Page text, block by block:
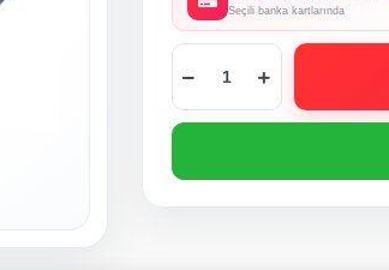
Seçili banka kartlarında